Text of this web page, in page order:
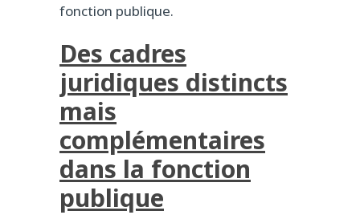
fonction publique.
Des cadres
juridiques distincts
mais
complémentaires
dans la fonction
publique